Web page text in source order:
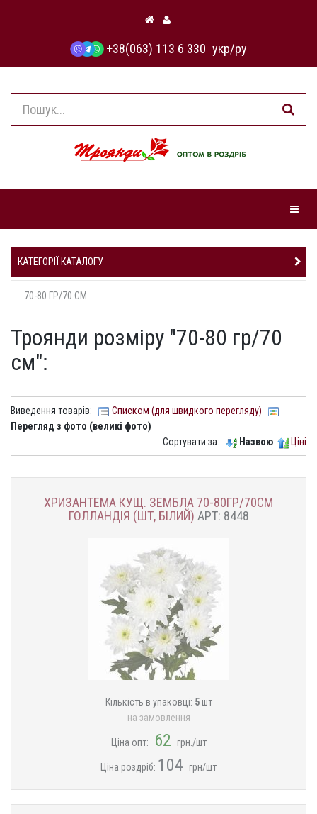
+38(063) 113 6 330 укр/ру
КАТЕГОРІЇ КАТАЛОГУ
70-80 ГР/70 СМ
Троянди розміру "70-80 гр/70
см":
Виведення товарів:
Списком (для швидкого перегляду)
Перегляд з фото (великі фото)
Сортувати за:
Назвою Ціні
ХРИЗАНТЕМА КУЩ. ЗЕМБЛА 70-80ГР/70СМ
ГОЛЛАНДІЯ (ШТ, БІЛИЙ) АРТ: 8448
Кількість в упаковці: 5шт
на замовлення
Ціна опт: 62 грн./шт
Ціна роздріб: 104 грн/шт